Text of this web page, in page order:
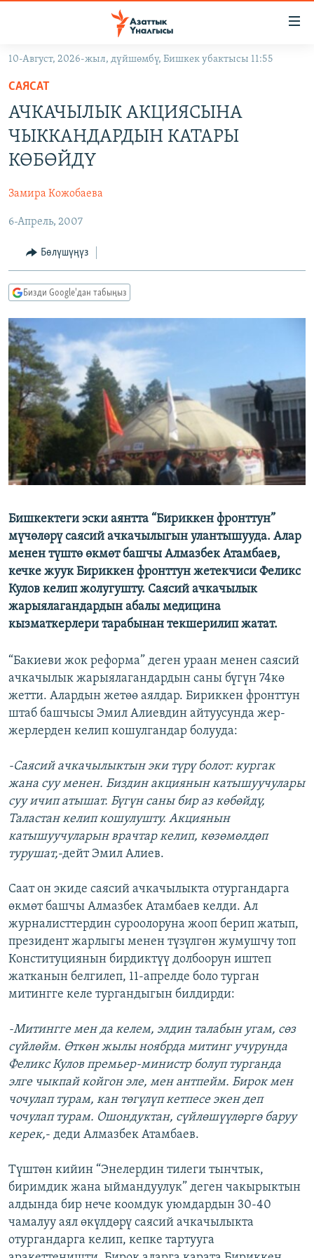
Навигацияга
өтүңүз
Издөөгө
салыңыз
САЯСАТ
МАДАНИЯТ
ДҮЙНӨ
УКРАИНА
ТВ ПРОГРАММАЛАР
БҮГҮН АЗАТТЫКТА
ЭКСПЕРТТЕР ТАЛДАЙТ
ДАНИСТЕ
ЭЖЕ-СИҢДИЛЕР
АЗАТТЫК+
ЫҢГАЙСЫЗ СУРООЛОР
ПОДКАСТ
ӨЗГӨЧӨ ПИКИР
Русский
ОНЛАЙН ШЕРИНЕ
ЭЕ/АРнун бардык сайттары
10-Август, 2026-жыл, дүйшөмбү, Бишкек убактысы 11:55
САЯСАТ
АЧКАЧЫЛЫК АКЦИЯСЫНА
ЧЫККАНДАРДЫН КАТАРЫ
КӨБӨЙДҮ
Замира Кожобаева
6-Апрель, 2007
Бөлүшүңүз
Бизди Google'дан табыңыз
Бишкектеги эски аянтта “Бириккен фронттун”
мүчөлөрү саясий ачкачылыгын улантышууда. Алар
менен түштө өкмөт башчы Алмазбек Атамбаев,
кечке жуук Бириккен фронттун жетекчиси Феликс
Кулов келип жолугушту. Саясий ачкачылык
жарыялагандардын абалы медицина
кызматкерлери тарабынан текшерилип жатат.
“Бакиеви жок реформа” деген ураан менен саясий
ачкачылык жарыялагандардын саны бүгүн 74кө
жетти. Алардын жетөө аялдар. Бириккен фронттун
штаб башчысы Эмил Алиевдин айтуусунда жер-
жерлерден келип кошулгандар болууда:
-Саясий ачкачылыктын эки түрү болот: кургак
жана суу менен. Биздин акциянын катышуучулары
суу ичип атышат. Бүгүн саны бир аз көбөйдү,
Таластан келип кошулушту. Акциянын
катышуучуларын врачтар келип, көзөмөлдөп
турушат,-дейт Эмил Алиев.
Саат он экиде саясий ачкачылыкта отургандарга
өкмөт башчы Алмазбек Атамбаев келди. Ал
журналисттердин суроолоруна жооп берип жатып,
президент жарлыгы менен түзүлгөн жумушчу топ
Конституциянын бирдиктүү долбоорун иштеп
жатканын белгилеп, 11-апрелде боло турган
митингге келе тургандыгын билдирди:
-Митингге мен да келем, элдин талабын угам, сөз
сүйлөйм. Өткөн жылы ноябрда митинг учурунда
Феликс Кулов премьер-министр болуп турганда
элге чыкпай койгон эле, мен антпейм. Бирок мен
чочулап турам, кан төгүлүп кетпесе экен деп
чочулап турам. Ошондуктан, сүйлөшүүлөргө баруу
керек,- деди Алмазбек Атамбаев.
Түштөн кийин “Энелердин тилеги тынчтык,
биримдик жана ыймандуулук” деген чакырыктын
алдында бир нече коомдук уюмдардын 30-40
чамалуу аял өкүлдөрү саясий ачкачылыкта
отургандарга келип, кепке тартууга